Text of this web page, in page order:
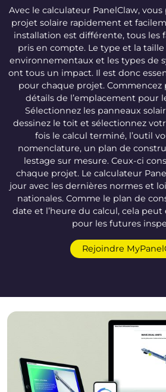
Avec le calculateur PanelClaw,
projet solaire rapidement et
installation est différente, tous les
pris en compte. Le type et la
environnementaux et les types de
ont tous un impact. Il est donc
pour chaque projet. Commencez
détails de l’emplacement pour
Sélectionnez les panneaux
dessinez le toit et sélectionnez
fois le calcul terminé, l’outil
nomenclature, un plan de
lestage sur mesure. Ceux-ci
chaque projet. Le calculateur
jour avec les dernières normes et
nationales. Comme le plan de
date et l’heure du calcul, cela
pour les futures
Rejoindre